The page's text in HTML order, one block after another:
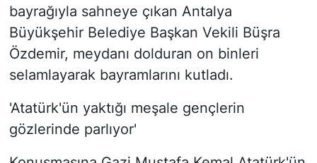
bayrağıyla sahneye çıkan Antalya
Büyükşehir Belediye Başkan Vekili Büşra
Özdemir, meydanı dolduran on binleri
selamlayarak bayramlarını kutladı.
'Atatürk'ün yaktığı meşale gençlerin
gözlerinde parlıyor'